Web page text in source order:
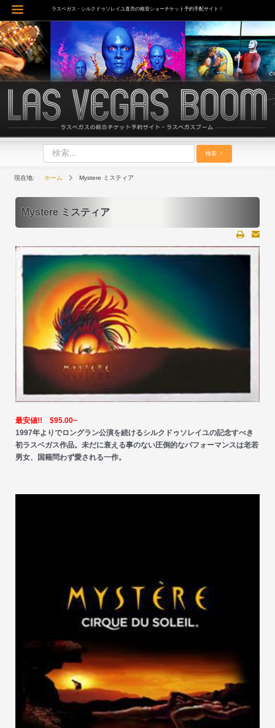
を
ス
キ
ッ
プ
Main
Menu
ラスベガス・シルクドゥソレイユ直売の格安ショーチケット予約手配サイト！
検索
ホーム Mystere ミスティア
Mystere ミスティア
最安値!! $95.00~
1997年よりでロングラン公演を続けるシルクドゥソレイユの記念すべき
初ラスベガス作品。未だに衰える事のない圧倒的なパフォーマンスは老若
男女、国籍問わず愛される一作。